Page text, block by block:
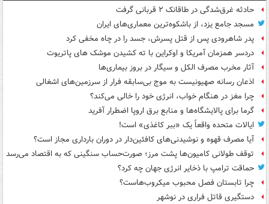
حادثه غرق‌شدگی در طاقانک ۲ قربانی گرفت
مسجد جامع یزد، از باشکوه‌ترین معماری‌های ایران
پدر شاهرودی پس از قتل پسرش، جسد را در چاه مخفی کرد
دردسر همزمان آمریکا و اوکراین با ته کشیدن موشک های پاتریوت
آثار مخرب مصرف الکل و سیگار در بروز بیماری‌ها
اذعان رسانه صهیونیست به موج بی‌سابقه فرار از سرزمین‌های اشغالی
چرا مغز در هنگام خواب، انرژی خود را خالی می‌کند؟
گرما برای پالایشگاه‌ها و منابع برق اروپا اضطرار آفرید
ایالات متحده واقعاً یک «ببر کاغذی» است!
آیا مصرف قهوه و نوشیدنی‌های کافئین‌دار در دوران بارداری مجاز است؟
توقف طولانی کامیون‌ها پشت مرز؛ صورت‌حساب سنگینی که به اقتصاد می‌رسد
حماقت ترامپ با ذخایر انرژی جهان چه کرد؟
چرا تابستان فصل محبوب میکروب‌هاست؟
دستگیری قاتل فراری در نوشهر